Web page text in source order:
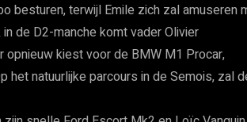
besturen, terwijl Emile zich zal amuseren
de D2-manche komt vader Olivier
opnieuw kiest voor de BMW M1 Procar,
natuurlijke parcours in de Semois, zal